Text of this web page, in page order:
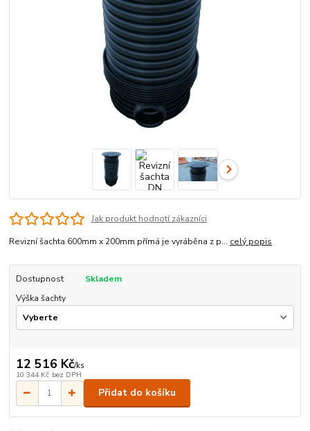
Jak produkt hodnotí zákazníci
Revizní šachta 600mm x 200mm přímá je vyráběna z p... celý popis
Dostupnost
Skladem
Výška šachty
12 516 Kč/ks
10 344 Kč bez DPH
Přidat do košíku